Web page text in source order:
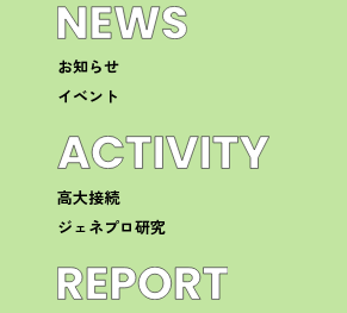
お知らせ
イベント
高大接続
ジェネプロ研究